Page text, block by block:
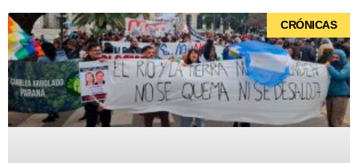
CRÓNICAS